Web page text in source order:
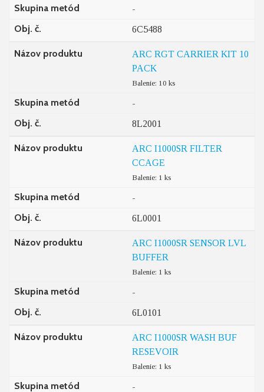
Skupina metód -
Obj. č. 6C5488
Názov produktu
ARC RGT CARRIER KIT 10
PACK
Balenie: 10 ks
Skupina metód -
Obj. č. 8L2001
Názov produktu
ARC I1000SR FILTER
CCAGE
Balenie: 1 ks
Skupina metód -
Obj. č. 6L0001
Názov produktu
ARC I1000SR SENSOR LVL
BUFFER
Balenie: 1 ks
Skupina metód -
Obj. č. 6L0101
Názov produktu
ARC I1000SR WASH BUF
RESEVOIR
Balenie: 1 ks
Skupina metód -